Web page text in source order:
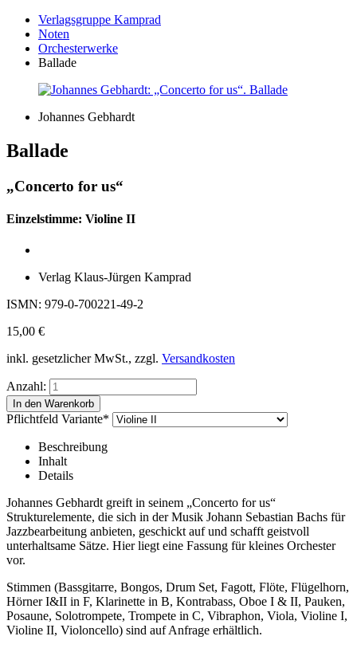
Verlagsgruppe Kamprad
Noten
Orchesterwerke
Ballade
Johannes Gebhardt
Ballade
„Concerto for us“
Einzelstimme: Violine II
Verlag Klaus-Jürgen Kamprad
ISMN: 979-0-700221-49-2
15,00 €
inkl. gesetzlicher MwSt., zzgl. Versandkosten
Anzahl:
Pflichtfeld Variante*
Beschreibung
Inhalt
Details
Johannes Gebhardt greift in seinem „Concerto for us“
Strukturelemente, die sich in der Musik Johann Sebastian Bachs für
Jazzbearbeitung anbieten, geschickt auf und schafft geistvoll
unterhaltsame Sätze. Hier liegt eine Fassung für kleines Orchester
vor.
Stimmen (Bassgitarre, Bongos, Drum Set, Fagott, Flöte, Flügelhorn,
Hörner I&II in F, Klarinette in B, Kontrabass, Oboe I & II, Pauken,
Posaune, Solotrompete, Trompete in C, Vibraphon, Viola, Violine I,
Violine II, Violoncello) sind auf Anfrage erhältlich.